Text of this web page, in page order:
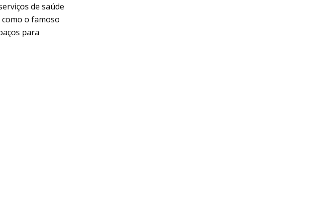
de saúde
como o famoso
para